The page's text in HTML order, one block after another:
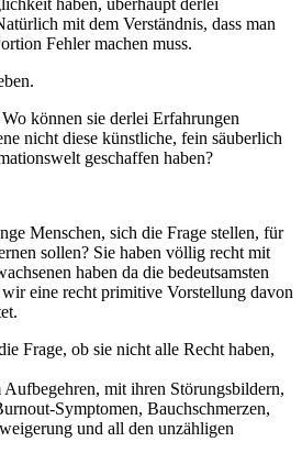
mit dem Verständnis, dass man
Fehler machen muss.
können sie derlei Erfahrungen
nicht diese künstliche, fein säuberlich
geschaffen haben?
Menschen, sich die Frage stellen, für
sollen? Sie haben völlig recht mit
haben da die bedeutsamsten
eine recht primitive Vorstellung davon
Frage, ob sie nicht alle Recht haben,
mit ihren Störungsbildern,
Symptomen, Bauchschmerzen,
und all den unzähligen